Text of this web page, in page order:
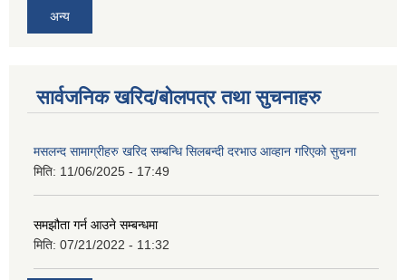
अन्य
सार्वजनिक खरिद/बोलपत्र तथा सुचनाहरु
मसलन्द सामाग्रीहरु खरिद सम्बन्धि सिलबन्दी दरभाउ आव्हान गरिएको सुचना
मिति: 11/06/2025 - 17:49
समझौता गर्न आउने सम्बन्धमा
मिति: 07/21/2022 - 11:32